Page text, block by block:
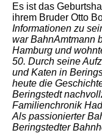
Es ist das
ihrem Bruder Otto
Informationen zu
war BahnAmtmann
Hamburg und
50. Durch seine
und Katen in
heute die
Beringstedt
Familienchronik
Als passionierter
Beringstedter